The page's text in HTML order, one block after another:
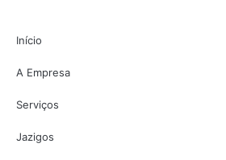
Início
A Empresa
Serviços
Jazigos